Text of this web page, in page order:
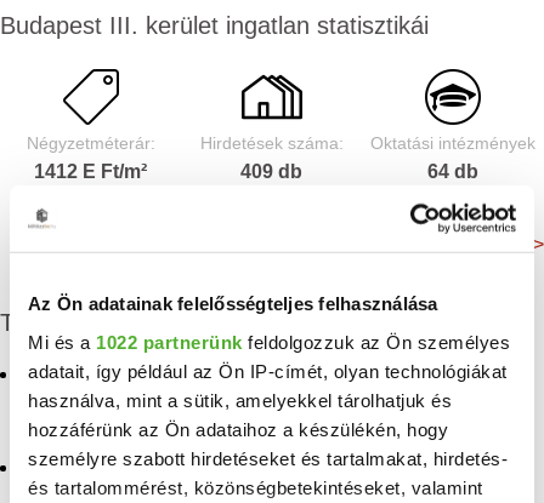
Az Ön adatainak felelősségteljes felhasználása
Mi és a 1022 partnerünk feldolgozzuk az Ön személyes
adatait, így például az Ön IP-címét, olyan technológiákat
használva, mint a sütik, amelyekkel tárolhatjuk és
hozzáférünk az Ön adataihoz a készülékén, hogy
személyre szabott hirdetéseket és tartalmakat, hirdetés-
és tartalommérést, közönségbetekintéseket, valamint
Budapest III. kerület ingatlan statisztikái
Négyzetméterár:
1412 E Ft/m²
Hirdetések száma:
409 db
Oktatási intézmények
64 db
Még több adat >
További albérletek
Kiadó iroda, üzlethelyiség,
vendeglató egység, ipari
ingatlan, hotel Újlak
Kiadó iroda, üzlethelyiség,
vendeglató egység, ipari
Kiadó iroda, üzlethelyiség,
vendeglató egység, ipari
ingatlan, hotel Kaszásdűlő
Kiadó iroda, üzlethelyiség,
vendeglató egység, ipari